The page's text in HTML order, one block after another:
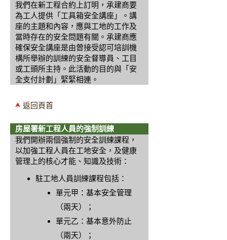
我們在新工程合約上訂明，承建商要
為工人提供「工具箱安全講座」。講
座的主題和內容，應與工地的工作及
當時存在的安全問題有關。承建商應
確保安全講座是由曾接受認可培訓機
構所舉辦的訓練的安全督導員、工目
或工頭所主持。此活動的目的與「安
全支付計劃」緊緊相連。
返回頁首
房屋署新工程人員的強制訓練
我們開辦兩個強制的安全訓練課程，
以加強工程人員在工地安全，及健康
管理上的核心才能、知識及技術：
駐工地人員訓練課程包括：
單元甲：基本安全管理
（兩天）；
單元乙：基本意外防止
（兩天）；